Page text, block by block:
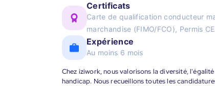
Certificats
Carte de qualification conducteur
marchandise (FIMO/FCO), Permis CE
Expérience
Au moins 6 mois
Chez iziwork, nous valorisons la diversité,
handicap. Nous recueillons toutes les